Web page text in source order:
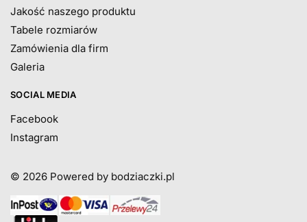
Jakość naszego produktu
Tabele rozmiarów
Zamówienia dla firm
Galeria
SOCIAL MEDIA
Facebook
Instagram
© 2026 Powered by bodziaczki.pl